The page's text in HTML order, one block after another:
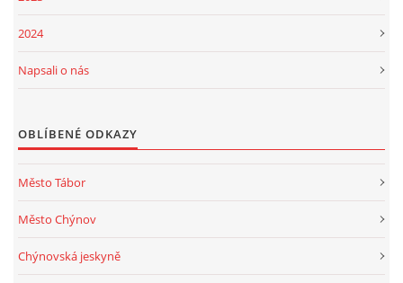
2024
Napsali o nás
OBLÍBENÉ ODKAZY
Město Tábor
Město Chýnov
Chýnovská jeskyně